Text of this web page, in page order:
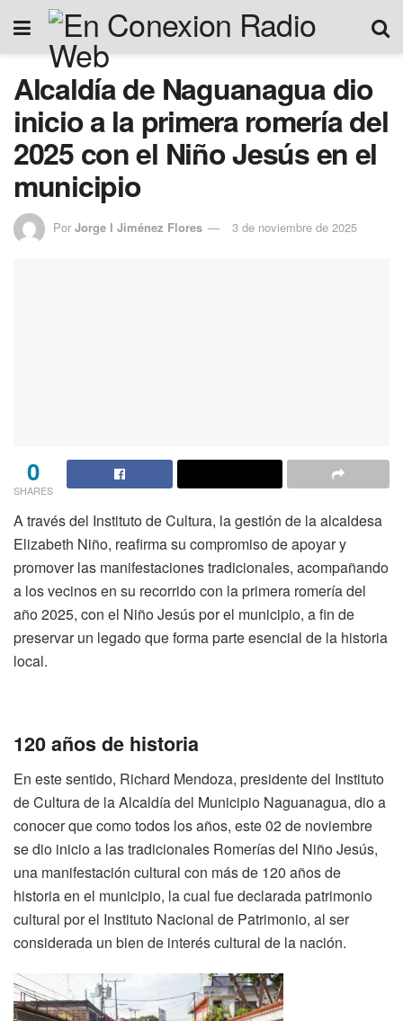
Alcaldía de Naguanagua dio
inicio a la primera romería del
2025 con el Niño Jesús en el
municipio
Por Jorge I Jiménez Flores 3 de noviembre de 2025
0
SHARES
A través del Instituto de Cultura, la gestión de la alcaldesa
Elizabeth Niño, reafirma su compromiso de apoyar y
promover las manifestaciones tradicionales, acompañando
a los vecinos en su recorrido con la primera romería del
año 2025, con el Niño Jesús por el municipio, a fin de
preservar un legado que forma parte esencial de la historia
local.
120 años de historia
En este sentido, Richard Mendoza, presidente del Instituto
de Cultura de la Alcaldía del Municipio Naguanagua, dio a
conocer que como todos los años, este 02 de noviembre
se dio inicio a las tradicionales Romerías del Niño Jesús,
una manifestación cultural con más de 120 años de
historia en el municipio, la cual fue declarada patrimonio
cultural por el Instituto Nacional de Patrimonio, al ser
considerada un bien de interés cultural de la nación.